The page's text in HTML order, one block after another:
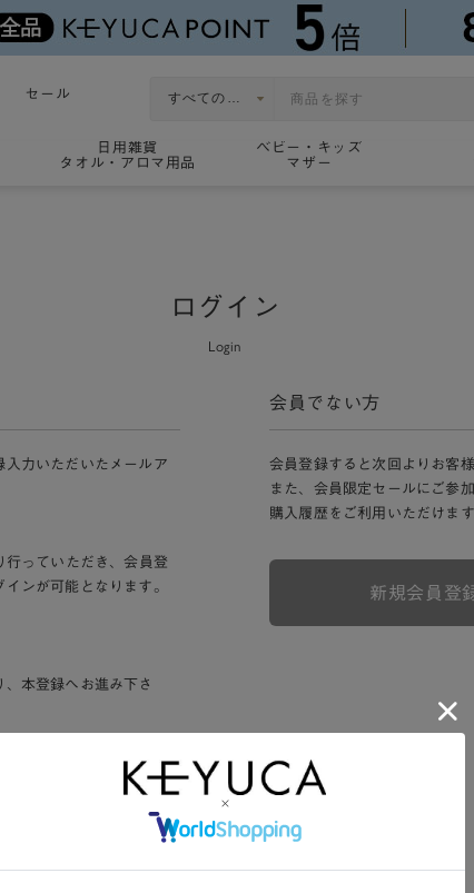
セール
日用雑貨
タオル・アロマ用品
ベビー・キッズ
マザー
ログイン
Login
力いただいたメールア
っていただき、会員登
ンが可能となります。
本登録へお進み下さ
会員でない方
会員登録すると次回よりお客
また、会員限定セールにご参
購入履歴をご利用いただけま
新規会員登